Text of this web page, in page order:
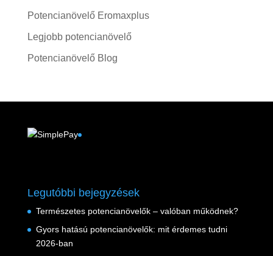
Potencianövelő Eromaxplus
Legjobb potencianövelő
Potencianövelő Blog
Legutóbbi bejegyzések
Természetes potencianövelők – valóban működnek?
Gyors hatású potencianövelők: mit érdemes tudni
2026-ban